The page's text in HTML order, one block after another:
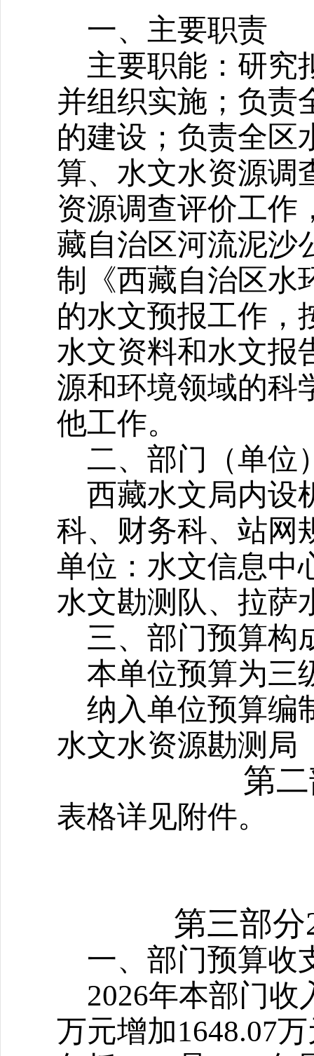
一、主要职责
主要职能：研究
并组织实施；负责
的建设；负责全区
算、水文水资源调
资源调查评价工作
藏自治区河流泥沙
制《西藏自治区水
的水文预报工作，
水文资料和水文报
源和环境领域的科
他工作。
二、部门（单位
西藏水文局内设
科、财务科、站网
单位：水文信息中
水文勘测队、拉萨
三、部门预算构
本单位预算为三
纳入单位预算编
水文水资源勘测局
第
表格详见附件。
第三部
一、部门预算收
2026年本部门收
万元增加1648.07